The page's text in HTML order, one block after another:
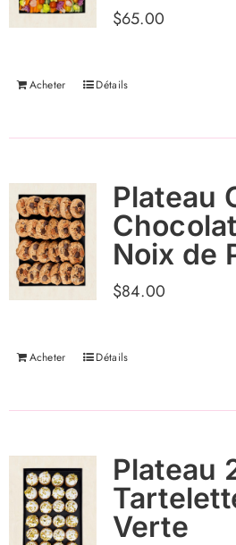
$65.00
Acheter Détails
Plateau
Noix de
$84.00
Acheter Détails
Plateau
Verte